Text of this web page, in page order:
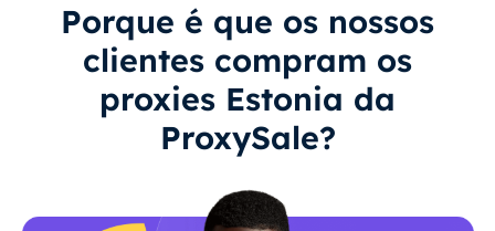
Porque é que os nossos
clientes compram os
proxies Estonia da
ProxySale?